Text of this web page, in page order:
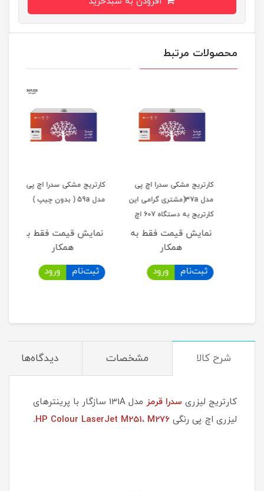
محصولات مرتبط
کارتریج مشکی سدرا اچ پی
مدل 37a(مشتری گرامی این
کارتریج به دستگاه 607 اچ
پی سازگار نیست لطفا قبل از
خرید این محصول از مدل
نمایش قیمت فقط به
همکار
ثبت‌نام
ورود
کارتریج مشکی سدرا اچ پی
نمایش قیمت فقط به
همکار
ثبت‌نام
ورود
شرح کالا مشخصات دیدگاه‌ها
کارتریج لیزری سدرا قرمز
مدل 131A سازگار با پرینترهای
لیزری اچ پی رنگی